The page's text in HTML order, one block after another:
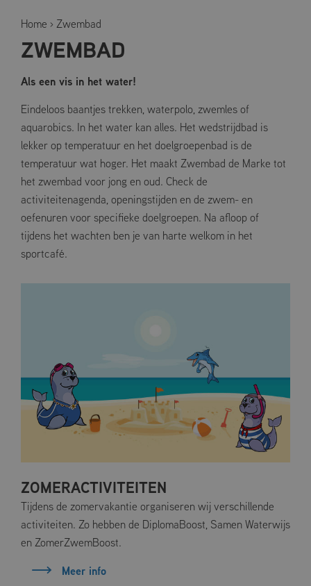
Home › Zwembad
ZWEMBAD
Als een vis in het water!
Eindeloos baantjes trekken, waterpolo, zwemles of
aquarobics. In het water kan alles. Het wedstrijdbad is
lekker op temperatuur en het doelgroepenbad is de
temperatuur wat hoger. Het maakt Zwembad de Marke tot
het zwembad voor jong en oud. Check de
activiteitenagenda, openingstijden en de zwem- en
oefenuren voor specifieke doelgroepen. Na afloop of
tijdens het wachten ben je van harte welkom in het
sportcafé.
ZOMERACTIVITEITEN
Tijdens de zomervakantie organiseren wij verschillende
activiteiten. Zo hebben de DiplomaBoost, Samen Waterwijs
en ZomerZwemBoost.
Meer info